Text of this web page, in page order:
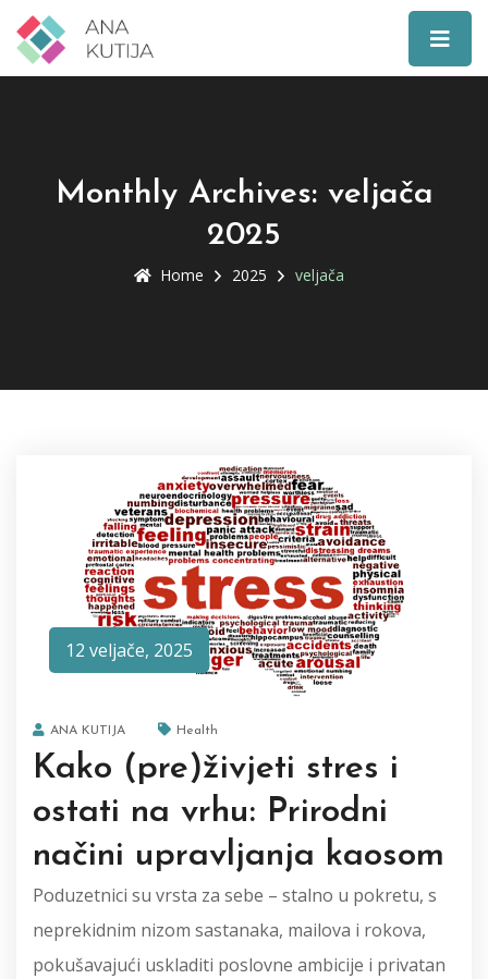
Monthly Archives: veljača
2025
Home 2025 veljača
12 veljače, 2025
ANA KUTIJA Health
Kako (pre)živjeti stres i
ostati na vrhu: Prirodni
načini upravljanja kaosom
Poduzetnici su vrsta za sebe – stalno u pokretu, s
neprekidnim nizom sastanaka, mailova i rokova,
pokušavajući uskladiti poslovne ambicije i privatan